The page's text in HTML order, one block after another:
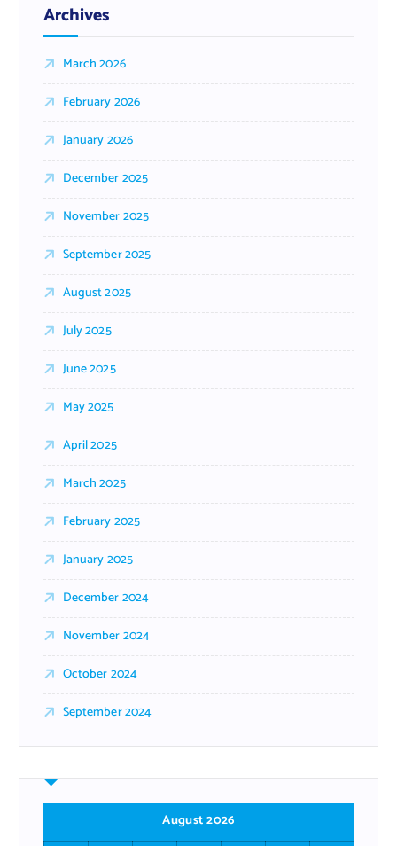
Archives
March 2026
February 2026
January 2026
December 2025
November 2025
September 2025
August 2025
July 2025
June 2025
May 2025
April 2025
March 2025
February 2025
January 2025
December 2024
November 2024
October 2024
September 2024
August 2026